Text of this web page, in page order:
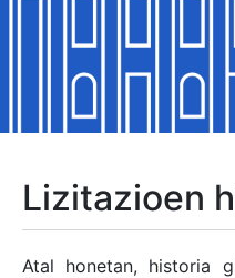
Erakutsi/Ezkutatu
Erakutsi/Ezkutatu
Erakutsi/Ezkutatu
Erakutsi/Ezkutatu
Lizitazioen
Atal honetan, historia